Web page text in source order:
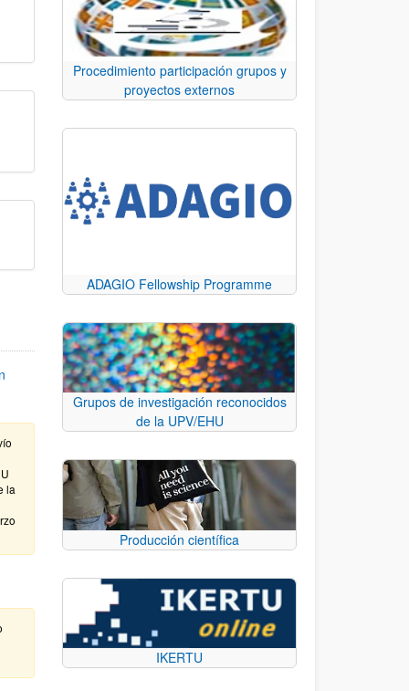
la
Procedimiento participación grupos y
proyectos externos
ADAGIO Fellowship Programme
Grupos de investigación reconocidos
de la UPV/EHU
Producción científica
IKERTU